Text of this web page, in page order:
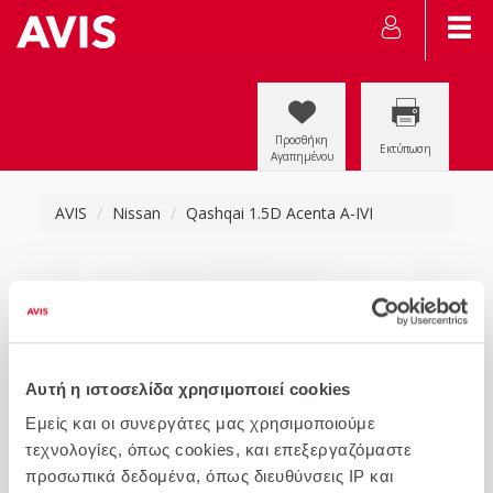
Αυτή η ιστοσελίδα χρησιμοποιεί cookies
Εμείς και οι συνεργάτες μας χρησιμοποιούμε
τεχνολογίες, όπως cookies, και επεξεργαζόμαστε
προσωπικά δεδομένα, όπως διευθύνσεις IP και
Προσθήκη
Αγαπημένου
Εκτύπωση
AVIS Nissan Qashqai 1.5D Acenta A-IVI